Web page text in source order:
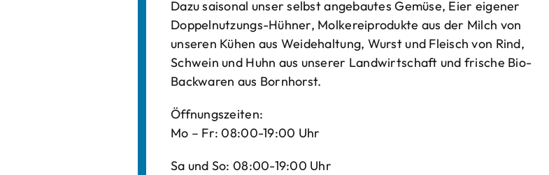
Dazu saisonal unser selbst angebautes Gemüse, Eier eigener
Doppelnutzungs-Hühner, Molkereiprodukte aus der Milch von
unseren Kühen aus Weidehaltung, Wurst und Fleisch von Rind,
Schwein und Huhn aus unserer Landwirtschaft und frische Bio-
Backwaren aus Bornhorst.
Öffnungszeiten:
Mo – Fr: 08:00-19:00 Uhr
Sa und So: 08:00-19:00 Uhr